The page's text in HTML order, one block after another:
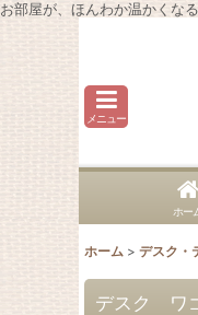
お部屋が、ほんわか温かく
メニュー
ホー
ホーム > デスク・
デスク ワ